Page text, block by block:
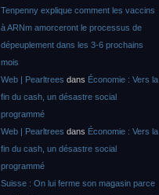
Tenpenny explique comment les vaccins
à ARNm amorceront le processus de
dépeuplement dans les 3-6 prochains
mois
Web | Pearltrees dans Économie : Vers la
fin du cash, un désastre social
programmé
Web | Pearltrees dans Économie : Vers la
fin du cash, un désastre social
programmé
Suisse : On lui ferme son magasin parce